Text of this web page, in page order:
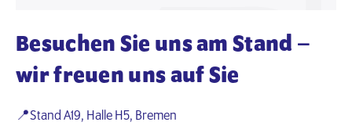
Besuchen Sie uns am Stand –
wir freuen uns auf Sie
📍Stand A19, Halle H5, Bremen